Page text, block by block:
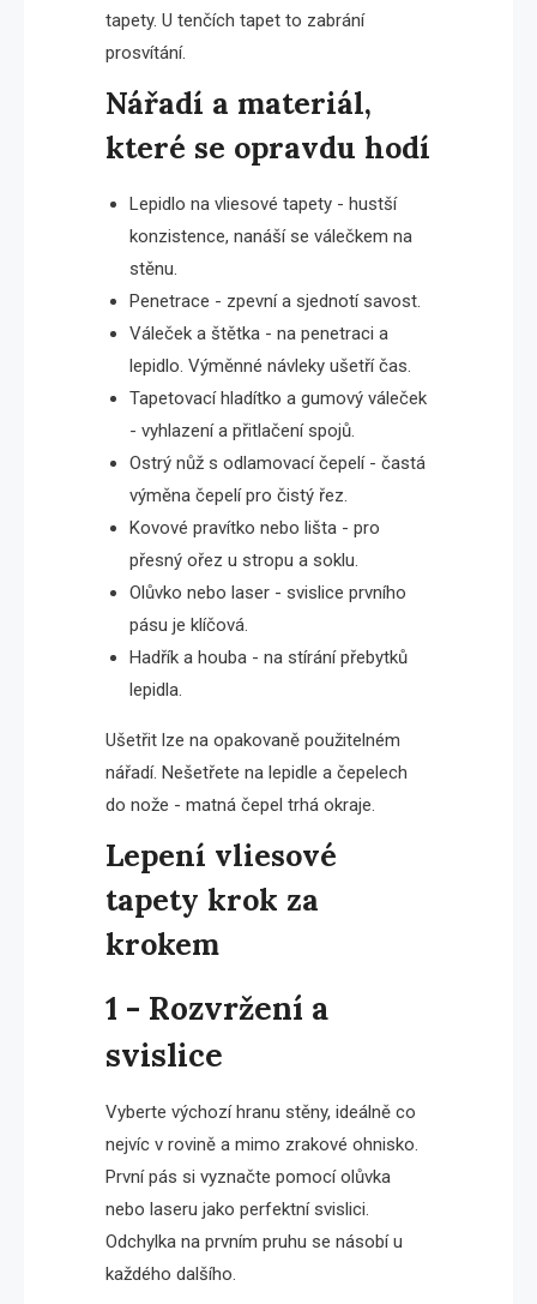
tapety. U tenčích tapet to zabrání
prosvítání.
Nářadí a materiál,
které se opravdu hodí
Lepidlo na vliesové tapety - hustší
konzistence, nanáší se válečkem na
stěnu.
Penetrace - zpevní a sjednotí savost.
Váleček a štětka - na penetraci a
lepidlo. Výměnné návleky ušetří čas.
Tapetovací hladítko a gumový váleček
- vyhlazení a přitlačení spojů.
Ostrý nůž s odlamovací čepelí - častá
výměna čepelí pro čistý řez.
Kovové pravítko nebo lišta - pro
přesný ořez u stropu a soklu.
Olůvko nebo laser - svislice prvního
pásu je klíčová.
Hadřík a houba - na stírání přebytků
lepidla.
Ušetřit lze na opakovaně použitelném
nářadí. Nešetřete na lepidle a čepelech
do nože - matná čepel trhá okraje.
Lepení vliesové
tapety krok za
krokem
1 - Rozvržení a
svislice
Vyberte výchozí hranu stěny, ideálně co
nejvíc v rovině a mimo zrakové ohnisko.
První pás si vyznačte pomocí olůvka
nebo laseru jako perfektní svislici.
Odchylka na prvním pruhu se násobí u
každého dalšího.